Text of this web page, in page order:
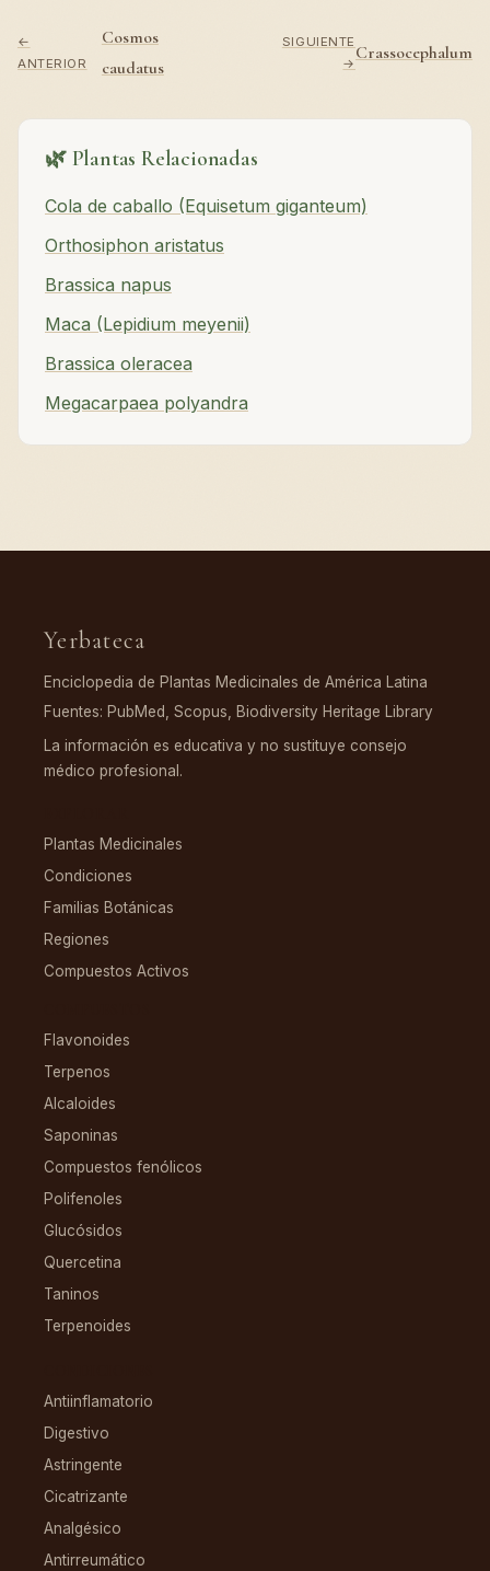
←
ANTERIOR
Cosmos
caudatus
SIGUIENTE
→ Crassocephalum
🌿 Plantas Relacionadas
Cola de caballo (Equisetum giganteum)
Orthosiphon aristatus
Brassica napus
Maca (Lepidium meyenii)
Brassica oleracea
Megacarpaea polyandra
Yerbateca
Enciclopedia de Plantas Medicinales de América Latina
Fuentes: PubMed, Scopus, Biodiversity Heritage Library
La información es educativa y no sustituye consejo
médico profesional.
Plantas Medicinales
Condiciones
Familias Botánicas
Regiones
Compuestos Activos
Flavonoides
Terpenos
Alcaloides
Saponinas
Compuestos fenólicos
Polifenoles
Glucósidos
Quercetina
Taninos
Terpenoides
Antiinflamatorio
Digestivo
Astringente
Cicatrizante
Analgésico
Antirreumático